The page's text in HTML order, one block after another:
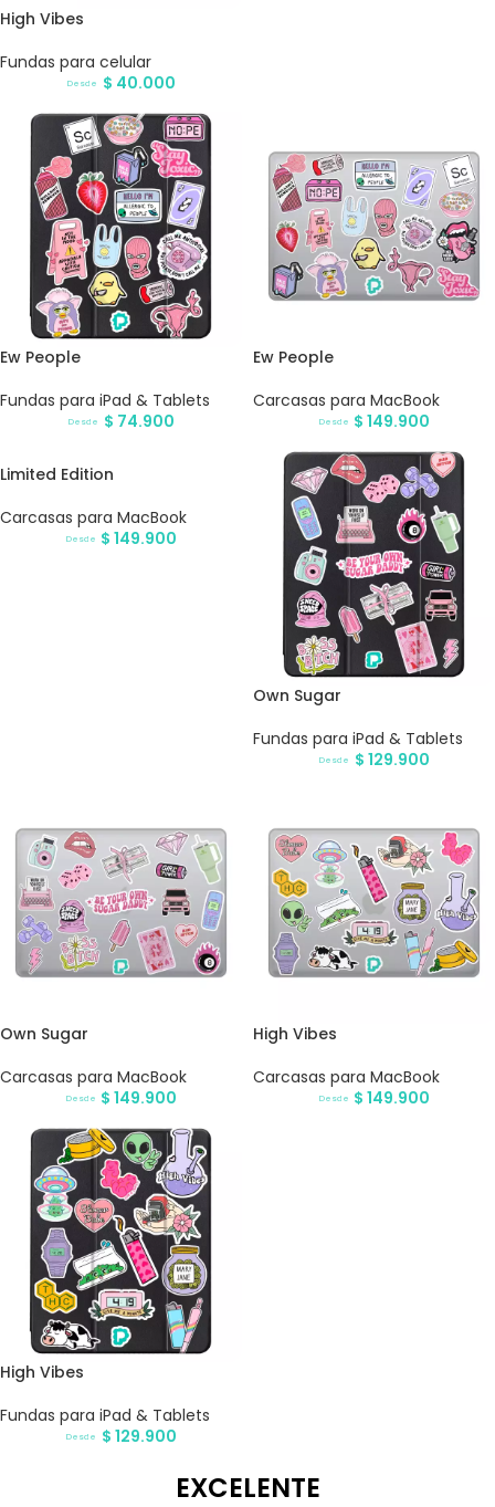
High Vibes
Fundas para celular
Desde $ 40.000
Ew People
Fundas para iPad & Tablets
Desde $ 74.900
Ew People
Carcasas para MacBook
Desde $ 149.900
Limited Edition
Carcasas para MacBook
Desde $ 149.900
Own Sugar
Fundas para iPad & Tablets
Desde $ 129.900
Own Sugar
Carcasas para MacBook
Desde $ 149.900
High Vibes
Carcasas para MacBook
Desde $ 149.900
High Vibes
Fundas para iPad & Tablets
Desde $ 129.900
EXCELENTE